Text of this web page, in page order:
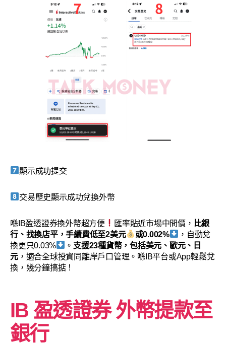
顯示成功提交
交易歷史顯示成功兌換外幣
喺IB盈透證券換外幣超方便 匯率貼近市場中間價， 比銀
行、找換店平，手續費低至2美元
或0.002%
，自動兌
換更只0.03%
。 支援23種貨幣，包括美元、歐元、日
元，適合全球投資同離岸戶口管理。喺IB平台或App輕鬆兌
換，幾分鐘搞掂！
IB 盈透證券 外幣提款至
銀行